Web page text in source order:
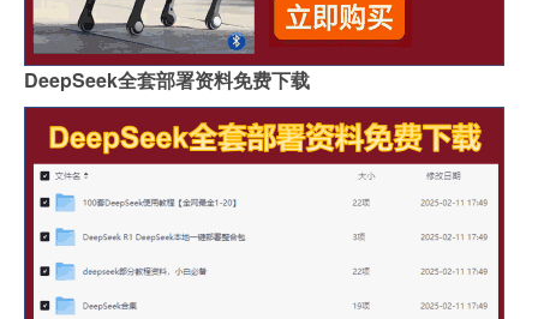
DeepSeek全套部署资料免费下载